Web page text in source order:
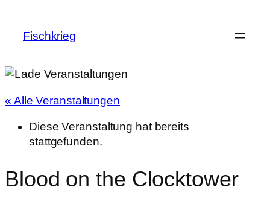
Fischkrieg
« Alle Veranstaltungen
Diese Veranstaltung hat bereits
stattgefunden.
Blood on the Clocktower